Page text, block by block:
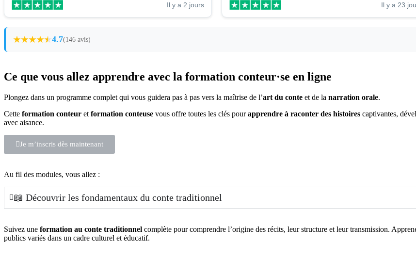
Il y a 2 jours Il y a 23
4.7(146 avis)
Ce que vous allez apprendre avec la formation conteur·se en ligne
Plongez dans un programme complet qui vous guidera pas à pas vers la maîtrise de l’art du conte et de la narration orale.
Cette formation conteur et formation conteuse vous offre toutes les clés pourapprendre à raconter des histoires captivantes,
avec aisance.
Je m’inscris dès maintenant
Au fil des modules, vous allez :
📖 Découvrir les fondamentaux du conte traditionnel
Suivez une formation au conte traditionnel complète pour comprendre l’origine des récits, leur structure et leur transmission.
publics variés dans un cadre culturel et éducatif.